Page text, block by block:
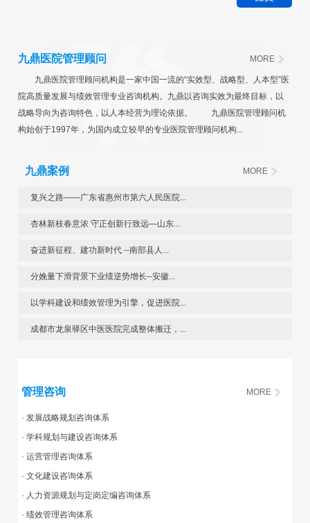
九鼎医院管理顾问 MORE
九鼎医院管理顾问机构是一家中国一流的“实效型、战略型、人本型”医
院高质量发展与绩效管理专业咨询机构。九鼎以咨询实效为最终目标，以
战略导向为咨询特色，以人本经营为理论依据。 九鼎医院管理顾问机
构始创于1997年，为国内成立较早的专业医院管理顾问机构...
九鼎案例 MORE
复兴之路——广东省惠州市第六人民医院...
杏林新枝春意浓 守正创新行致远—山东...
奋进新征程、建功新时代 --南部县人...
分娩量下滑背景下业绩逆势增长--安徽...
以学科建设和绩效管理为引擎，促进医院...
成都市龙泉驿区中医医院完成整体搬迁，...
管理咨询 MORE
· 发展战略规划咨询体系
· 学科规划与建设咨询体系
· 运营管理咨询体系
· 文化建设咨询体系
· 人力资源规划与定岗定编咨询体系
· 绩效管理咨询体系